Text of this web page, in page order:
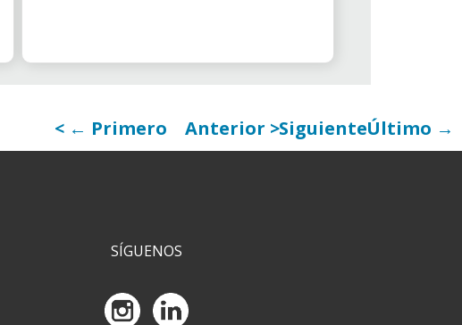
← Primero Anterior SiguienteÚltimo →
SÍGUENOS